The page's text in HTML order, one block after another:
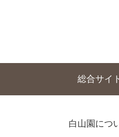
総合サイ
白山園につ